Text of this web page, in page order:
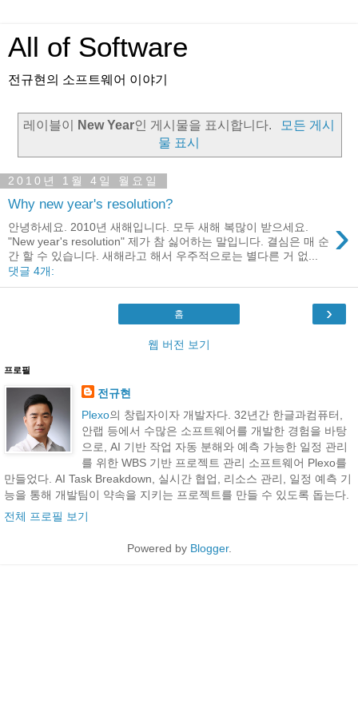
All of Software
전규현의 소프트웨어 이야기
레이블이 New Year인 게시물을 표시합니다.
모든 게시
물 표시
2010년 1월 4일 월요일
Why new year's resolution?
›
안녕하세요. 2010년 새해입니다. 모두 새해 복많이 받으세요.
"New year's resolution" 제가 참 싫어하는 말입니다. 결심은 매 순
간 할 수 있습니다. 새해라고 해서 우주적으로는 별다른 거 없...
댓글 4개:
›
홈
웹 버전 보기
프로필
전규현
Plexo의 창립자이자 개발자다. 32년간 한글과컴퓨터,
안랩 등에서 수많은 소프트웨어를 개발한 경험을 바탕
으로, AI 기반 작업 자동 분해와 예측 가능한 일정 관리
를 위한 WBS 기반 프로젝트 관리 소프트웨어 Plexo를
만들었다. AI Task Breakdown, 실시간 협업, 리소스 관리, 일정 예측 기
능을 통해 개발팀이 약속을 지키는 프로젝트를 만들 수 있도록 돕는다.
전체 프로필 보기
Powered by Blogger.